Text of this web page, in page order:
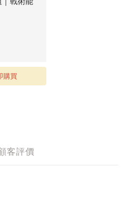
購買
客評價